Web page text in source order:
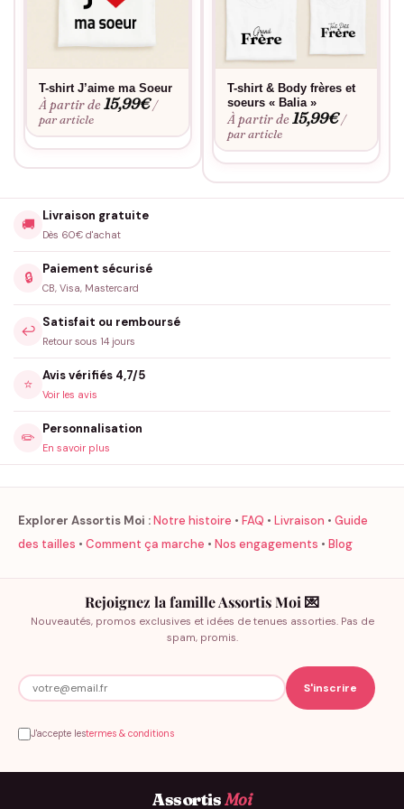
T-shirt J’aime ma Soeur
À partir de15,99€ /
par article
T-shirt & Body frères et
soeurs « Balia »
À partir de15,99€ /
par article
🚚
Livraison gratuite
Dès 60€ d'achat
🔒
Paiement sécurisé
CB, Visa, Mastercard
↩️
Satisfait ou remboursé
Retour sous 14 jours
⭐
Avis vérifiés 4,7/5
Voir les avis
✏️
Personnalisation
En savoir plus
Explorer Assortis Moi :Notre histoire • FAQ • Livraison • Guide
des tailles • Comment ça marche • Nos engagements • Blog
Rejoignez la famille Assortis Moi 💌
Nouveautés, promos exclusives et idées de tenues assorties. Pas de
spam, promis.
J'accepte lestermes & conditions
AssortisMoi